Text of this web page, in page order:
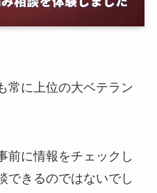
常に上位の大ベテラン
前に情報をチェックし
できるのではないでし